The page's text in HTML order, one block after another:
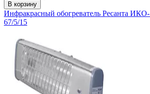
В корзину
Инфракрасный обогреватель Ресанта
67/5/15